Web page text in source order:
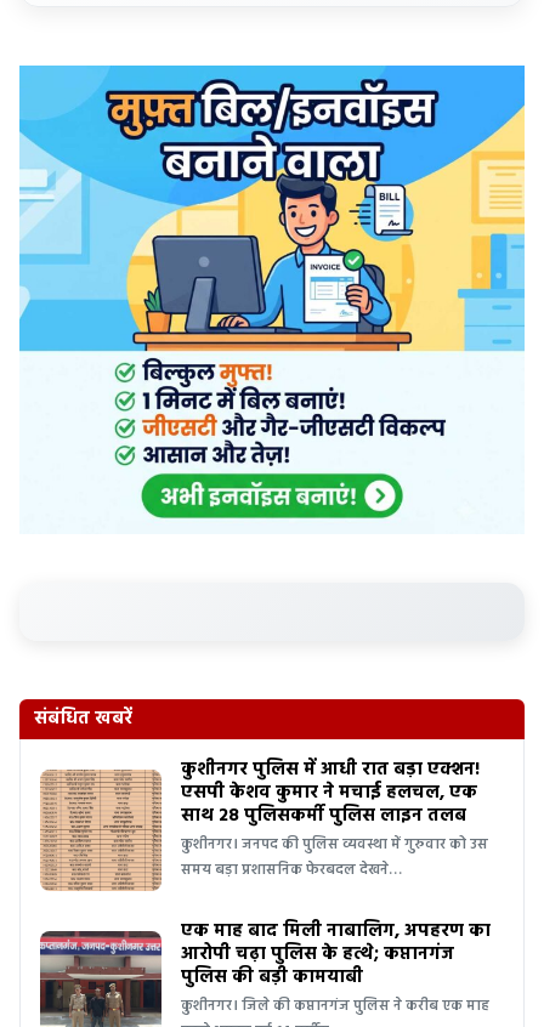
संबंधित खबरें
कुशीनगर पुलिस में आधी रात बड़ा एक्शन!
एसपी केशव कुमार ने मचाई हलचल, एक
साथ 28 पुलिसकर्मी पुलिस लाइन तलब
कुशीनगर। जनपद की पुलिस व्यवस्था में गुरुवार को उस
समय बड़ा प्रशासनिक फेरबदल देखने…
एक माह बाद मिली नाबालिग, अपहरण का
आरोपी चढ़ा पुलिस के हत्थे; कप्तानगंज
पुलिस की बड़ी कामयाबी
कुशीनगर। जिले की कप्तानगंज पुलिस ने करीब एक माह